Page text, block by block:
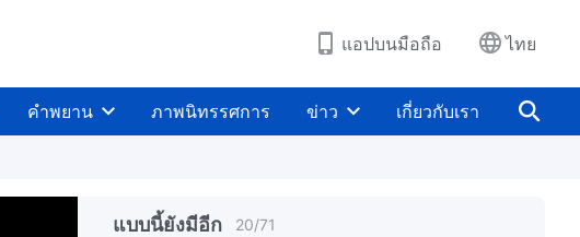
แอปบนมือถือ ไทย
คำพยาน ภาพนิทรรศการ ข่าว เกี่ยวกับเรา
แบบนี้ยังมีอีก 20/71
การเปิดโปงความเสื่อมทรามของ
มวลมนุษย์ | บทตัดตอน 319